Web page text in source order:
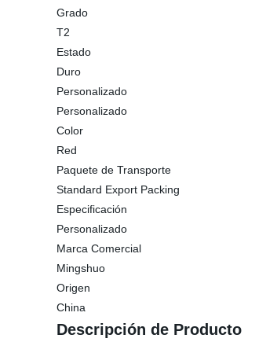
Grado
T2
Estado
Duro
Personalizado
Personalizado
Color
Red
Paquete de Transporte
Standard Export Packing
Especificación
Personalizado
Marca Comercial
Mingshuo
Origen
China
Descripción de Producto